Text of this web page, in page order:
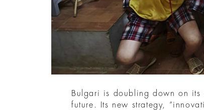
Bulgari is doubling down on its
future. Its new strategy,